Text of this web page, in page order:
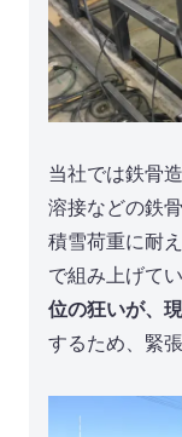
当社では鉄骨
溶接などの鉄
積雪荷重に耐
で組み上げてい
位の狂いが、
するため、緊